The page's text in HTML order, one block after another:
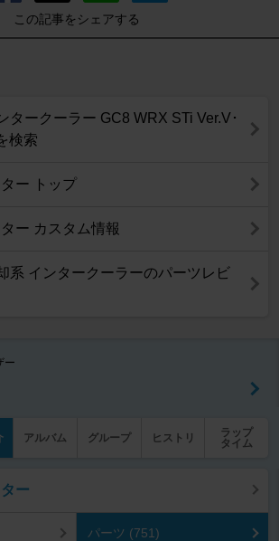
この記事をシェアする
タークーラー GC8 WRX STi Ver.V･
検索
ー トップ
ー カスタム情報
系 インタークーラーのパーツレビ
ー
アルバム グループ ヒストリ
ラップ
タイム
ー
パーツ (751)